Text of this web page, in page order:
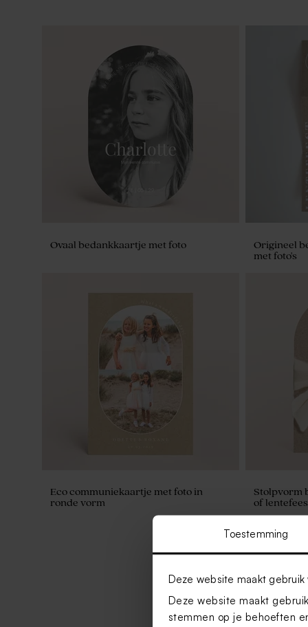
Toestemming
Deze website maakt gebruik
Deze website maakt
stemmen op je behoeften
Ovaal bedankkaartje met foto
Origineel
met foto's
Eco communiekaartje met foto in
ronde vorm
Stolpvorm
of